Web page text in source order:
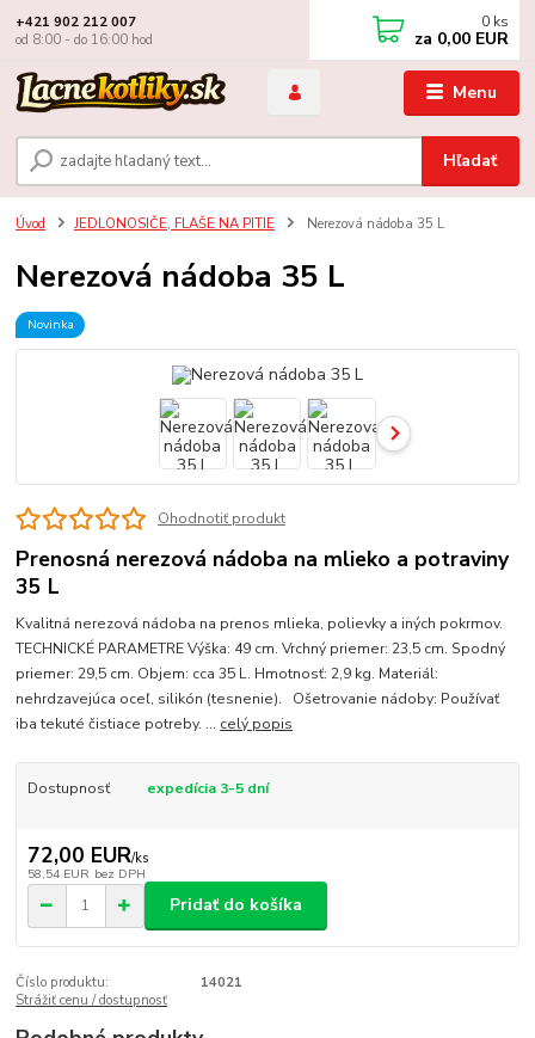
Menu
Hľadať
+421 902 212 007
od 8:00 - do 16:00 hod
0 ks
za 0,00 EUR
Úvod JEDLONOSIČE, FLAŠE NA PITIE Nerezová nádoba 35 L
Nerezová nádoba 35 L
Novinka
Ohodnotiť produkt
Prenosná nerezová nádoba na mlieko a potraviny
35 L
Kvalitná nerezová nádoba na prenos mlieka, polievky a iných pokrmov.
TECHNICKÉ PARAMETRE Výška: 49 cm. Vrchný priemer: 23,5 cm. Spodný
priemer: 29,5 cm. Objem: cca 35 L. Hmotnosť: 2,9 kg. Materiál:
nehrdzavejúca oceľ, silikón (tesnenie). Ošetrovanie nádoby: Používať
iba tekuté čistiace potreby. ... celý popis
Dostupnosť expedícia 3-5 dní
72,00 EUR/ks
58,54 EUR bez DPH
Pridať do košíka
Číslo produktu:
14021
Strážiť cenu / dostupnosť